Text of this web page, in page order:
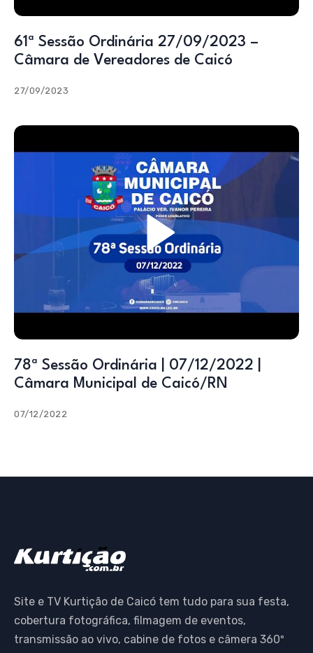
61ª Sessão Ordinária 27/09/2023 –
Câmara de Vereadores de Caicó
27/09/2023
78ª Sessão Ordinária | 07/12/2022 |
Câmara Municipal de Caicó/RN
07/12/2022
Site e TV Kurtição de Caicó tem tudo para sua festa,
cobertura fotográfica, filmagem de eventos,
transmissão ao vivo, cabine de fotos e câmera 360º